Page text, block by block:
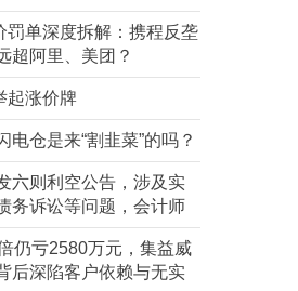
罚单深度拆解：携程反垄
超阿里、美团？
起涨价牌
电仓是来“割韭菜”的吗？
六则利空公告，涉及实
务诉讼等问题，会计师
“保留意见”
仍亏2580万元，集益威
后深陷客户依赖与无实